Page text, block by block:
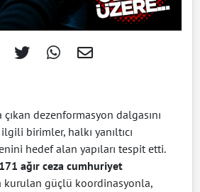
çıkan dezenformasyon dalgasını
birimler, halkı yanıltıcı
hedef alan yapıları tespit etti.
171 ağır ceza cumhuriyet
kurulan güçlü koordinasyonla,